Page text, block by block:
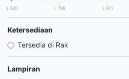
1 620 1 796 1 971
Ketersediaan
Tersedia di Rak
Lampiran